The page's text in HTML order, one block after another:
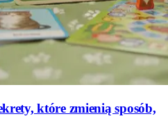
które zmienią sposób,